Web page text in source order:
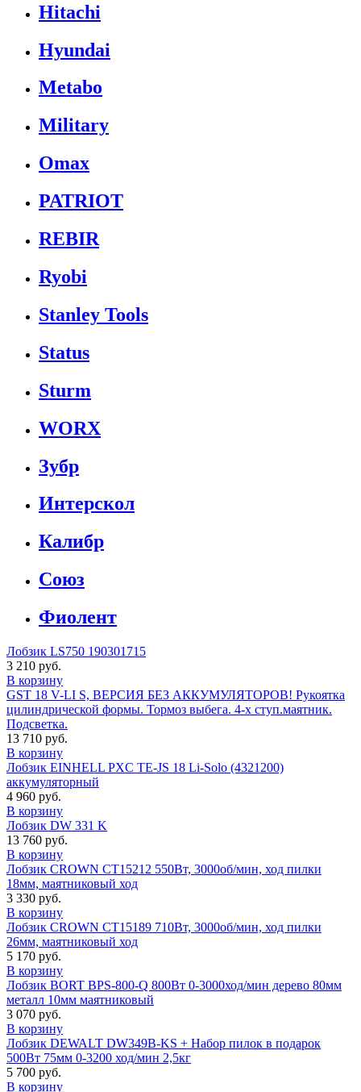
Hitachi
Hyundai
Metabo
Military
Omax
PATRIOT
REBIR
Ryobi
Stanley Tools
Status
Sturm
WORX
Зубр
Интерскол
Калибр
Союз
Фиолент
Лобзик LS750 190301715
3 210 руб.
В корзину
GST 18 V-LI S, ВЕРСИЯ БЕЗ АККУМУЛЯТОРОВ! Рукоятка
цилиндрической формы. Тормоз выбега. 4-х ступ.маятник.
Подсветка.
13 710 руб.
В корзину
Лобзик EINHELL PXC TE-JS 18 Li-Solo (4321200)
аккумуляторный
4 960 руб.
В корзину
Лобзик DW 331 K
13 760 руб.
В корзину
Лобзик CROWN CT15212 550Вт, 3000об/мин, ход пилки
18мм, маятниковый ход
3 330 руб.
В корзину
Лобзик CROWN CT15189 710Вт, 3000об/мин, ход пилки
26мм, маятниковый ход
5 170 руб.
В корзину
Лобзик BORT BPS-800-Q 800Вт 0-3000ход/мин дерево 80мм
металл 10мм маятниковый
3 070 руб.
В корзину
Лобзик DEWALT DW349B-KS + Набор пилок в подарок
500Вт 75мм 0-3200 ход/мин 2,5кг
5 700 руб.
В корзину